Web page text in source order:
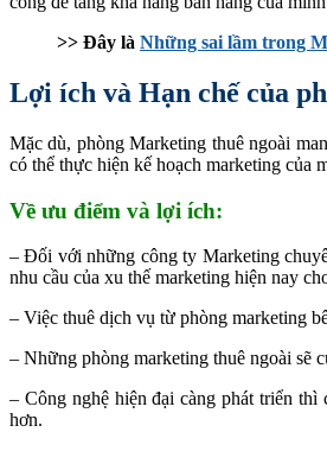
>> Đây là Những sai lầm trong
Lợi ích và Hạn chế của
Mặc dù, phòng Marketing thuê ngoài
có thể thực hiện kế hoạch marketing của
Về ưu điểm và lợi ích:
– Đối với những công ty Marketing
nhu cầu của xu thế marketing hiện nay
– Việc thuê dịch vụ từ phòng marketing
– Những phòng marketing thuê ngoài sẽ
– Công nghệ hiện đại càng phát triển
hơn.